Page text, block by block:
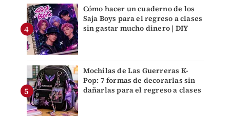
Cómo hacer un cuaderno de los
Saja Boys para el regreso a clases
sin gastar mucho dinero | DIY
Mochilas de Las Guerreras K-
Pop: 7 formas de decorarlas sin
dañarlas para el regreso a clases